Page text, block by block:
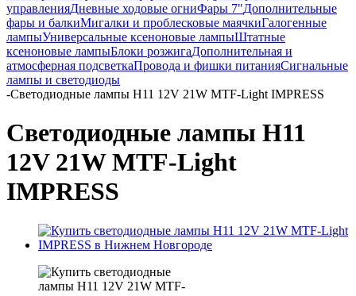
управленияДневные ходовые огниФары 7"Дополнительные
фары и балкиМигалки и проблесковые маячкиГалогенные
лампыУниверсальные ксеноновые лампыШтатные
ксеноновые лампыБлоки розжигаДополнительная и
атмосферная подсветкаПровода и фишки питанияCигнальные
лампы и светодиоды
-Светодиодные лампы H11 12V 21W MTF-Light IMPRESS
Светодиодные лампы H11
12V 21W MTF-Light
IMPRESS